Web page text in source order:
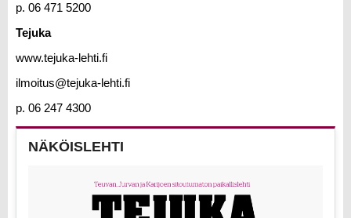
p. 06 471 5200
Tejuka
www.tejuka-lehti.fi
ilmoitus@tejuka-lehti.fi
p. 06 247 4300
NÄKÖISLEHTI